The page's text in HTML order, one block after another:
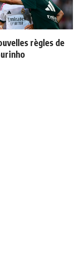
règles de